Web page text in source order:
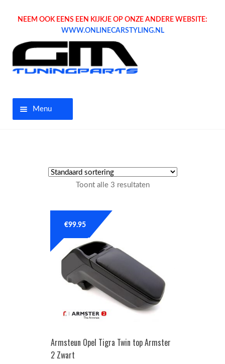
NEEM OOK EENS EEN KIJKJE OP ONZE ANDERE WEBSITE:
WWW.ONLINECARSTYLING.NL
Menu
Tuning parts
OPC Line
Bedrijfswagen parts
Inloggen / Registreren
Toont alle 3 resultaten
Armsteun Opel Tigra Twin top Armster
2 Zwart
€99.95